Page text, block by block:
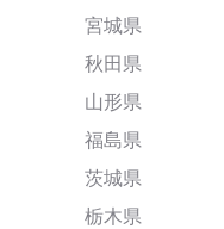
宮城県
秋田県
山形県
福島県
茨城県
栃木県